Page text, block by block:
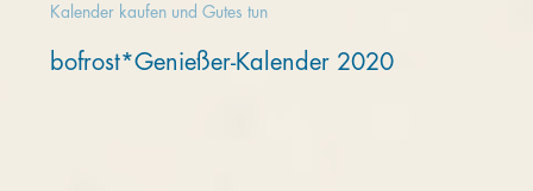
Kalender kaufen und Gutes tun
bofrost*Genießer-Kalender 2020